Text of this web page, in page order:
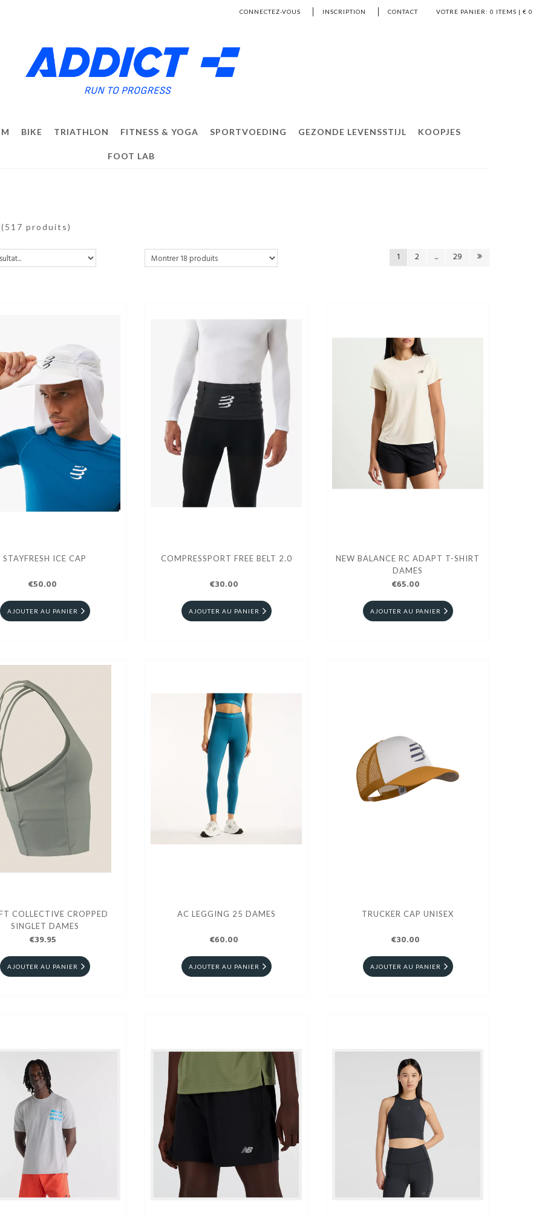
VOTRE PANIER: 0 ITEMS | € 0
CONNECTEZ-VOUS INSCRIPTION CONTACT
BIKE TRIATHLON FITNESS & YOGA SPORTVOEDING GEZONDE LEVENSSTIJL KOOPJES
FOOT LAB
(517 produits)
1 2 ... 29
STAYFRESH ICE CAP
€50.00
AJOUTER AU PANIER
COMPRESSPORT FREE BELT 2.0
€30.00
AJOUTER AU PANIER
NEW BALANCE RC ADAPT T-SHIRT
DAMES
€65.00
AJOUTER AU PANIER
COLLECTIVE CROPPED
SINGLET DAMES
€39.95
AJOUTER AU PANIER
AC LEGGING 25 DAMES
€60.00
AJOUTER AU PANIER
TRUCKER CAP UNISEX
€30.00
AJOUTER AU PANIER